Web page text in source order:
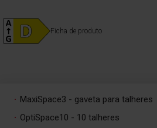
Ficha de produto
MaxiSpace3 - gaveta para talheres
OptiSpace10 - 10 talheres